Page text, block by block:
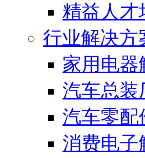
精益人才
行业解决方
家用电器
汽车总装
汽车零配
消费电子